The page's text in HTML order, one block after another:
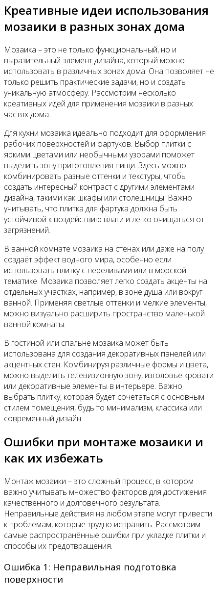
Креативные идеи использования
мозаики в разных зонах дома
Мозаика – это не только функциональный, но и
выразительный элемент дизайна, который можно
использовать в различных зонах дома. Она позволяет не
только решить практические задачи, но и создать
уникальную атмосферу. Рассмотрим несколько
креативных идей для применения мозаики в разных
частях дома.
Для кухни мозаика идеально подходит для оформления
рабочих поверхностей и фартуков. Выбор плитки с
яркими цветами или необычными узорами поможет
выделить зону приготовления пищи. Здесь можно
комбинировать разные оттенки и текстуры, чтобы
создать интересный контраст с другими элементами
дизайна, такими как шкафы или столешницы. Важно
учитывать, что плитка для фартука должна быть
устойчивой к воздействию влаги и легко очищаться от
загрязнений.
В ванной комнате мозаика на стенах или даже на полу
создаёт эффект водного мира, особенно если
использовать плитку с переливами или в морской
тематике. Мозаика позволяет легко создать акценты на
отдельных участках, например, в зоне душа или вокруг
ванной. Применяя светлые оттенки и мелкие элементы,
можно визуально расширить пространство маленькой
ванной комнаты.
В гостиной или спальне мозаика может быть
использована для создания декоративных панелей или
акцентных стен. Комбинируя различные формы и цвета,
можно выделить телевизионную зону, изголовье кровати
или декоративные элементы в интерьере. Важно
выбрать плитку, которая будет сочетаться с основным
стилем помещения, будь то минимализм, классика или
современный дизайн.
Ошибки при монтаже мозаики и
как их избежать
Монтаж мозаики – это сложный процесс, в котором
важно учитывать множество факторов для достижения
качественного и долговечного результата.
Неправильные действия на любом этапе могут привести
к проблемам, которые трудно исправить. Рассмотрим
самые распространённые ошибки при укладке плитки и
способы их предотвращения.
Ошибка 1: Неправильная подготовка
поверхности